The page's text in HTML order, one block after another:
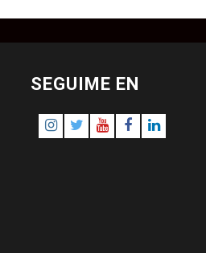
SEGUIME EN
Instagram
TwitterYoutubeFacebookLinkedIn